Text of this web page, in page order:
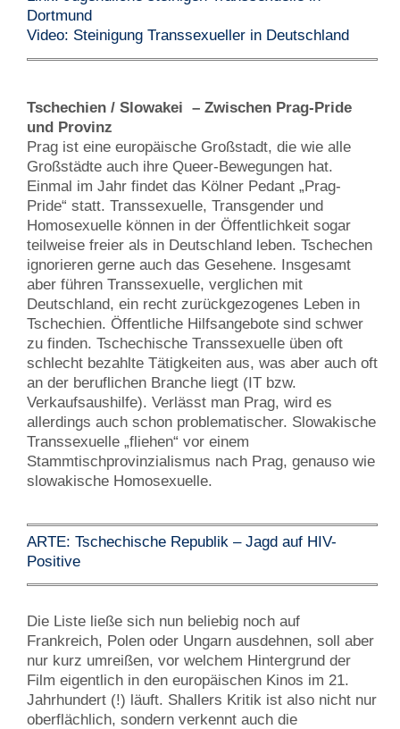
Dortmund
Video: Steinigung Transsexueller in Deutschland
Tschechien / Slowakei – Zwischen Prag-Pride
und Provinz
Prag ist eine europäische Großstadt, die wie alle
Großstädte auch ihre Queer-Bewegungen hat.
Einmal im Jahr findet das Kölner Pedant „Prag-
Pride“ statt. Transsexuelle, Transgender und
Homosexuelle können in der Öffentlichkeit sogar
teilweise freier als in Deutschland leben. Tschechen
ignorieren gerne auch das Gesehene. Insgesamt
aber führen Transsexuelle, verglichen mit
Deutschland, ein recht zurückgezogenes Leben in
Tschechien. Öffentliche Hilfsangebote sind schwer
zu finden. Tschechische Transsexuelle üben oft
schlecht bezahlte Tätigkeiten aus, was aber auch oft
an der beruflichen Branche liegt (IT bzw.
Verkaufsaushilfe). Verlässt man Prag, wird es
allerdings auch schon problematischer. Slowakische
Transsexuelle „fliehen“ vor einem
Stammtischprovinzialismus nach Prag, genauso wie
slowakische Homosexuelle.
ARTE: Tschechische Republik – Jagd auf HIV-
Positive
Die Liste ließe sich nun beliebig noch auf
Frankreich, Polen oder Ungarn ausdehnen, soll aber
nur kurz umreißen, vor welchem Hintergrund der
Film eigentlich in den europäischen Kinos im 21.
Jahrhundert (!) läuft. Shallers Kritik ist also nicht nur
oberflächlich, sondern verkennt auch die